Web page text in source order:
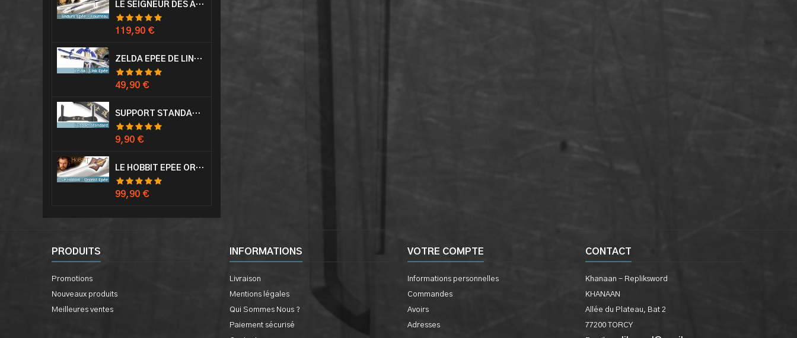
LE SEIGNEUR DES ANNEAUX EPÉE ANDURIL ARAGORN
Prix
119,90 €
ZELDA EPÉE DE LINK AVEC FOURREAU MASTER SWORD EPEE
Prix
49,90 €
SUPPORT STANDARD KATANA EPÉE
Prix
9,90 €
LE HOBBIT EPÉE ORCRIST EPÉE DE THORIN SABRE + PLAQUE MURALE EN BOIS
Prix
99,90 €
PRODUITS
Promotions
Nouveaux produits
Meilleures ventes
INFORMATIONS
Livraison
Mentions légales
Qui Sommes Nous ?
Paiement sécurisé
VOTRE COMPTE
Informations personnelles
Commandes
Avoirs
Adresses
CONTACT
Khanaan - Repliksword
KHANAAN
Allée du Plateau, Bat 2
77200 TORCY